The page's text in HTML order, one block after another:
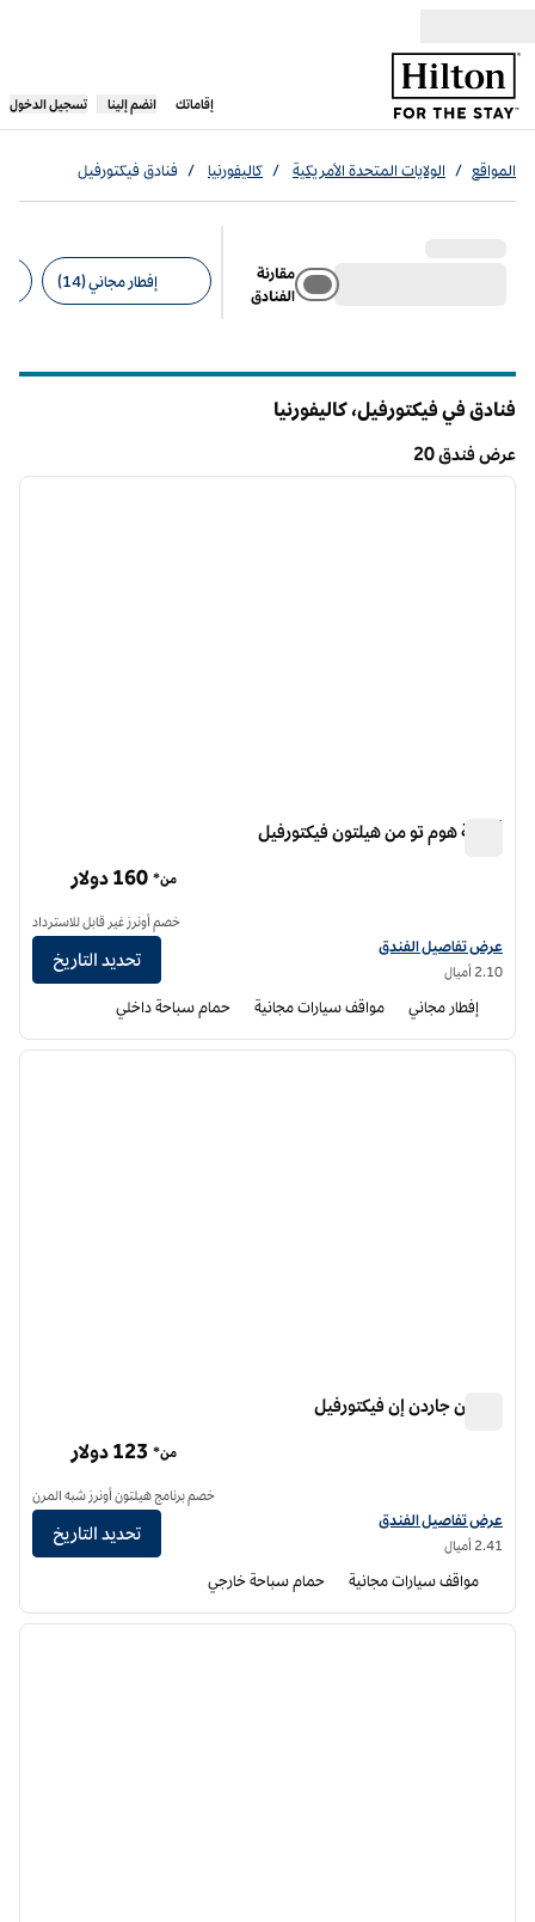
إقاماتك
، يفتح علامة تبويب جديدة
انضم إلينا تسجيل الدخول
المواقع / الولايات المتحدة الأمريكية / كاليفورنيا / فنادق فيكتورفيل
مقارنة
الفنادق
إفطار مجاني (14)
فنادق في فيكتورفيل،كاليفورنيا
عرض فندق 20
عرض فندق 201 من 12
الصورة
أجنحة هوم تو من هيلتون فيكتورفيل
عرض تفاصيل الفندق أجنحة هوم تو من هيلتون فيكتورفيل
عرض تفاصيل الفندق
2.10 أميال
من* 160 دولار
خصم أونرز غير قابل للاسترداد
تحديد التاريخ
إفطار مجاني مواقف سيارات مجانية حمام سباحة داخلي
1 من 12
الصورة
هيلتون جاردن إن فيكتورفيل
عرض تفاصيل الفندق لفندق فنادق هيلتون جاردن إن فيكتورفيل
عرض تفاصيل الفندق
2.41 أميال
من* 123 دولار
خصم برنامج هيلتون أونرز شبه المرن
تحديد التاريخ
مواقف سيارات مجانية حمام سباحة خارجي
1 من 12
الصورة